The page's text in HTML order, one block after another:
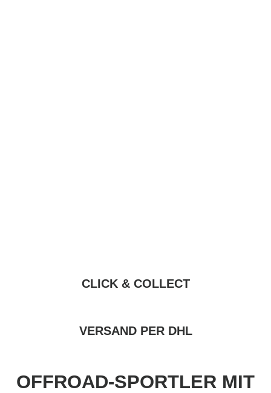
CLICK & COLLECT
VERSAND PER DHL
OFFROAD-SPORTLER MIT